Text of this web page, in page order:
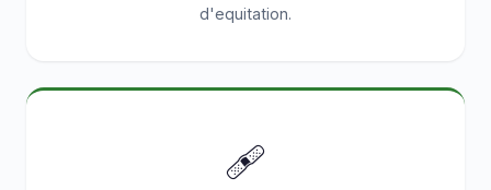
d'equitation.
🩹